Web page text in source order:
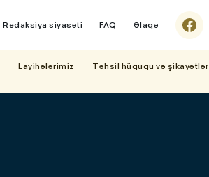
Redaksiya siyasəti FAQ Əlaqə
Layihələrimiz
Təhsil hüququ və şikayətlər